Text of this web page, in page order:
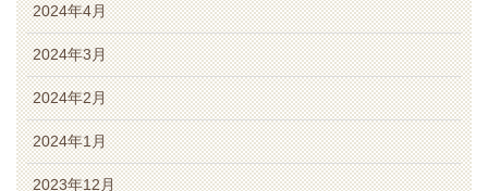
2024年4月
2024年3月
2024年2月
2024年1月
2023年12月